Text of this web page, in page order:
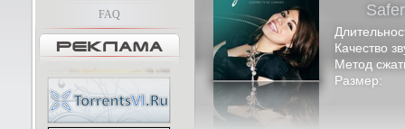
FAQ
Safer
Качество
Метод
Размер: